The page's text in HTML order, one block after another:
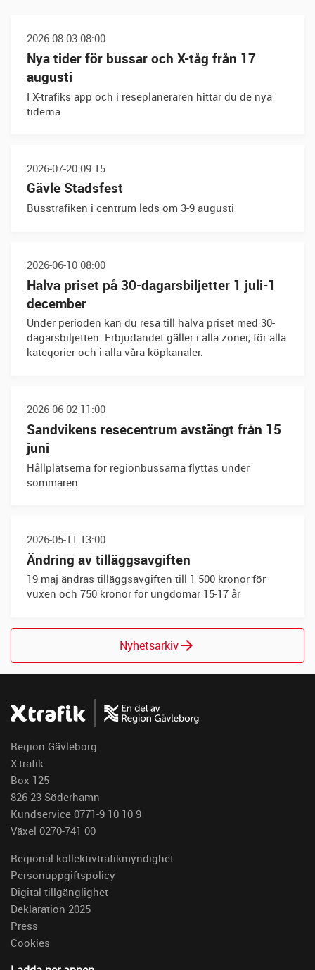
2026-08-03 08:00
Nya tider för bussar och X-tåg från 17
augusti
I X-trafiks app och i reseplaneraren hittar du de nya
tiderna
2026-07-20 09:15
Gävle Stadsfest
Busstrafiken i centrum leds om 3-9 augusti
2026-06-10 08:00
Halva priset på 30-dagarsbiljetter 1 juli-1
december
Under perioden kan du resa till halva priset med 30-
dagarsbiljetten. Erbjudandet gäller i alla zoner, för alla
kategorier och i alla våra köpkanaler.
2026-06-02 11:00
Sandvikens resecentrum avstängt från 15
juni
Hållplatserna för regionbussarna flyttas under
sommaren
2026-05-11 13:00
Ändring av tilläggsavgiften
19 maj ändras tilläggsavgiften till 1 500 kronor för
vuxen och 750 kronor för ungdomar 15-17 år
Nyhetsarkiv
Region Gävleborg
X-trafik
Box 125
826 23 Söderhamn
Kundservice 0771-9 10 10 9
Växel 0270-741 00
Regional kollektivtrafikmyndighet
Personuppgiftspolicy
Digital tillgänglighet
Deklaration 2025
Press
Cookies